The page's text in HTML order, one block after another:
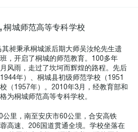
桐城师范高等专科学校
昶秉承桐城派后期大师吴汝纶先生遗
，开启了桐城的师范教育。100多年
风雨，走过了坎坷而辉煌的路程。先后
年）、桐城县初级师范学校（1951
（1957年）。2010年3月，经教育部和
为桐城师范高等专科学校。
公里，南至安庆市60公里，合安高铁
高速、206国道贯通全境。学校坐落在